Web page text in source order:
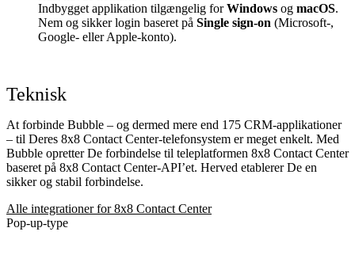
Indbygget applikation tilgængelig forWindows og macOS.
Nem og sikker login baseret på Single sign-on (Microsoft-,
Google- eller Apple-konto).
Teknisk
At forbinde Bubble – og dermed mere end 175 CRM-applikationer
– til Deres 8x8 Contact Center-telefonsystem er meget enkelt. Med
Bubble opretter De forbindelse til teleplatformen 8x8 Contact Center
baseret på 8x8 Contact Center-API’et. Herved etablerer De en
sikker og stabil forbindelse.
Alle integrationer for 8x8 Contact Center
Pop-up-type